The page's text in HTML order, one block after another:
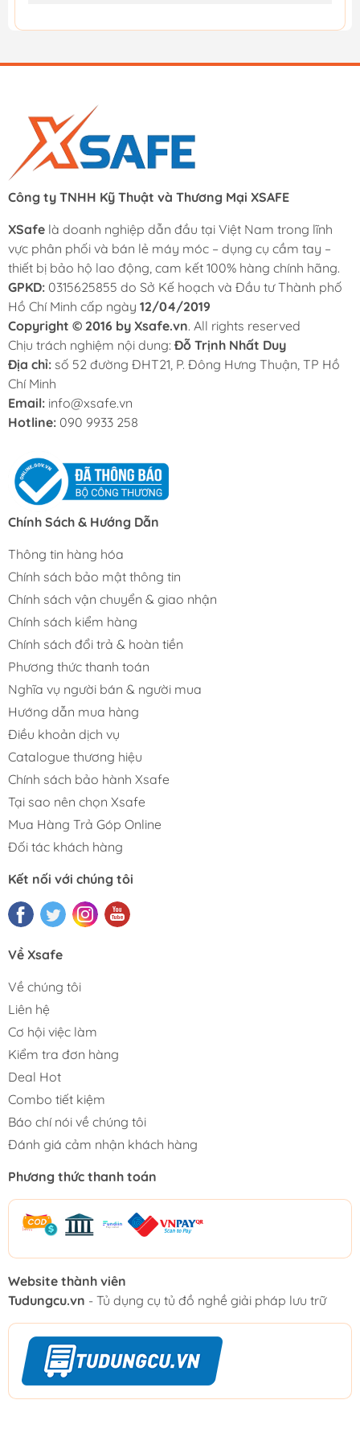
Công ty TNHH Kỹ Thuật và Thương Mại XSAFE
XSafe là doanh nghiệp dẫn đầu tại Việt Nam trong lĩnh
vực phân phối và bán lẻ máy móc – dụng cụ cầm tay –
thiết bị bảo hộ lao động, cam kết 100% hàng chính hãng.
GPKD: 0315625855 do Sở Kế hoạch và Đầu tư Thành phố
Hồ Chí Minh cấp ngày 12/04/2019
Copyright © 2016 by Xsafe.vn. All rights reserved
Chịu trách nghiệm nội dung: Đỗ Trịnh Nhất Duy
Địa chỉ: số 52 đường ĐHT21, P. Đông Hưng Thuận, TP Hồ
Chí Minh
Email: info@xsafe.vn
Hotline: 090 9933 258
Chính Sách & Hướng Dẫn
Thông tin hàng hóa
Chính sách bảo mật thông tin
Chính sách vận chuyển & giao nhận
Chính sách kiểm hàng
Chính sách đổi trả & hoàn tiền
Phương thức thanh toán
Nghĩa vụ người bán & người mua
Hướng dẫn mua hàng
Điều khoản dịch vụ
Catalogue thương hiệu
Chính sách bảo hành Xsafe
Tại sao nên chọn Xsafe
Mua Hàng Trả Góp Online
Đối tác khách hàng
Kết nối với chúng tôi
Về Xsafe
Về chúng tôi
Liên hệ
Cơ hội việc làm
Kiểm tra đơn hàng
Deal Hot
Combo tiết kiệm
Báo chí nói về chúng tôi
Đánh giá cảm nhận khách hàng
Phương thức thanh toán
Website thành viên
Tudungcu.vn - Tủ dụng cụ tủ đồ nghề giải pháp lưu trữ